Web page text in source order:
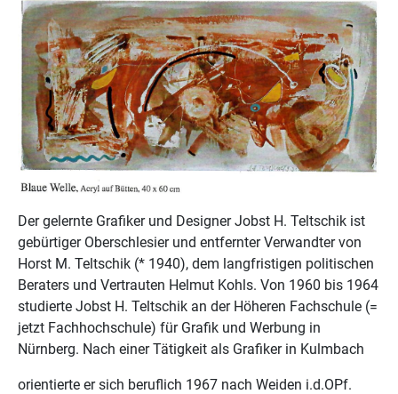
Der gelernte Grafiker und Designer Jobst H. Teltschik ist
gebürtiger Oberschlesier und entfernter Verwandter von
Horst M. Teltschik (* 1940), dem langfristigen politischen
Beraters und Vertrauten Helmut Kohls. Von 1960 bis 1964
studierte Jobst H. Teltschik an der Höheren Fachschule (=
jetzt Fachhochschule) für Grafik und Werbung in
Nürnberg. Nach einer Tätigkeit als Grafiker in Kulmbach
orientierte er sich beruflich 1967 nach Weiden i.d.OPf.